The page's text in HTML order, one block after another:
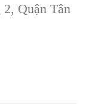
Quận Tân